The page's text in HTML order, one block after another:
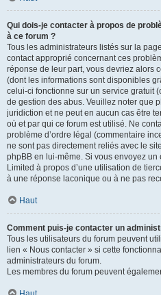
Qui dois-je contacter à propos de
à ce forum ?
Tous les administrateurs listés sur la
contact approprié concernant ces
réponse de leur part, vous devriez alors
(dont les informations sont disponibles
celui-ci fonctionne sur un service gratuit
de gestion des abus. Veuillez noter que
juridiction et ne peut en aucun cas être
où et par qui ce forum est utilisé. Ne
problème d’ordre légal (commentaire
ne sont pas directement reliés avec le
phpBB en lui-même. Si vous envoyez
Limited à propos d’une utilisation de
à une réponse laconique ou à ne pas
Haut
Comment puis-je contacter un
Tous les utilisateurs du forum peuvent
lien « Nous contacter » si cette
administrateurs du forum.
Les membres du forum peuvent